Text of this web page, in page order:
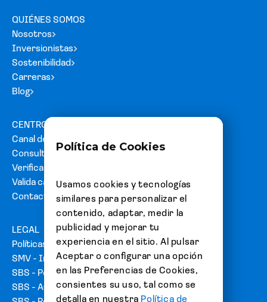
QUIÉNES SOMOS
Nosotros
Inversionistas
Sostenibilidad
Carreras
Blog
CENTRO DE AYUDA
Canal de denuncias
Consultas y reclamos
Verifica tu carta fianza
Valida cartas de acreditación
Contacto
LEGAL
Políticas
SMV - Información del emisor
SBS - Portal de usuarios
SBS - Autorización de emisión de Fianzas
Política de Cookies
Usamos cookies y tecnologías
similares para personalizar el
contenido, adaptar, medir la
publicidad y mejorar tu
experiencia en el sitio. Al pulsar
Aceptar o configurar una opción
en las Preferencias de Cookies,
consientes su uso, tal como se
detalla en nuestra Política de